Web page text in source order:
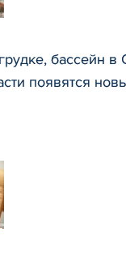
бассейн в
появятся